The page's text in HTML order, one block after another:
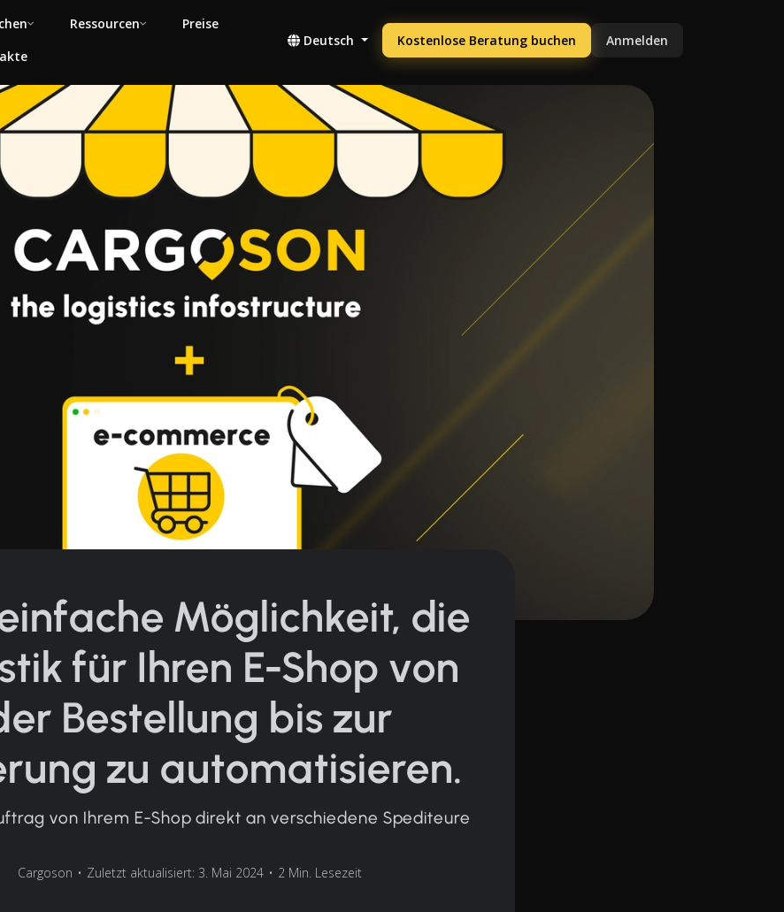
Ressourcen
Preise
Deutsch Kostenlose Beratung buchen Anmelden
Möglichkeit, die
für Ihren E-Shop von
Bestellung bis zur
zu automatisieren.
von Ihrem E-Shop direkt an verschiedene Spediteure
Cargoson • Zuletzt aktualisiert: 3. Mai 2024 • 2 Min. Lesezeit